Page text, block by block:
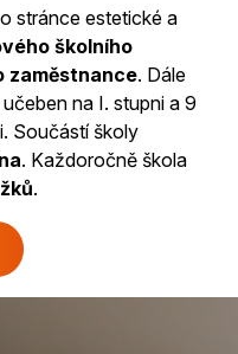
stránce estetické a
školního
zaměstnance. Dále
na I. stupni a 9
Součástí školy
. Každoročně škola
.